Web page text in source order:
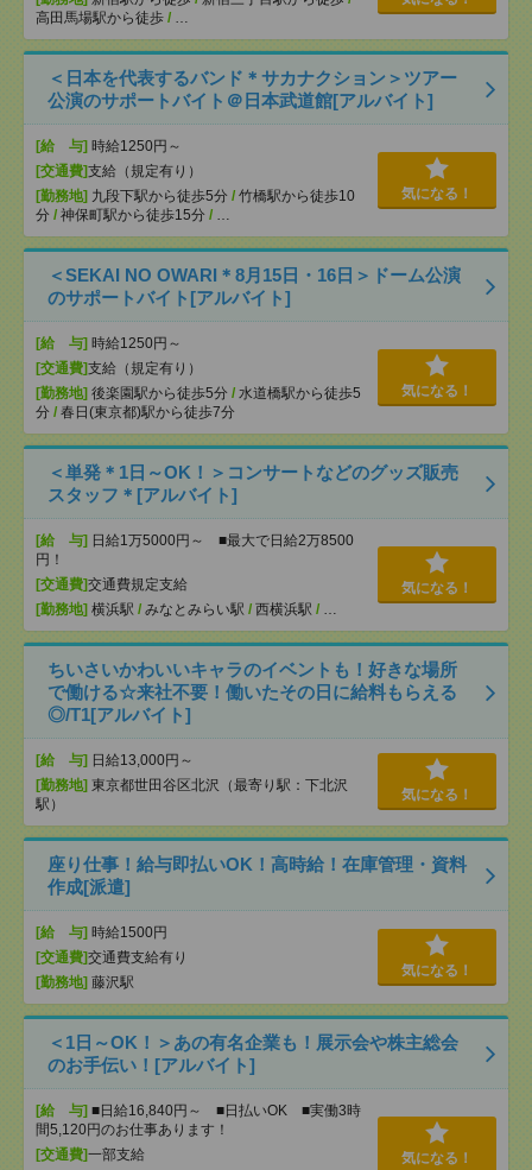
高田馬場駅から徒歩 / …
＜日本を代表するバンド＊サカナクション＞ツアー
公演のサポートバイト＠日本武道館[アルバイト]
[給 与] 時給1250円～
[交通費]支給（規定有り）
[勤務地] 九段下駅から徒歩5分 / 竹橋駅から徒歩10
分 / 神保町駅から徒歩15分 / …
気になる！
＜SEKAI NO OWARI＊8月15日・16日＞ドーム公演
のサポートバイト[アルバイト]
[給 与] 時給1250円～
[交通費]支給（規定有り）
[勤務地] 後楽園駅から徒歩5分 / 水道橋駅から徒歩5
分 / 春日(東京都)駅から徒歩7分
気になる！
＜単発＊1日～OK！＞コンサートなどのグッズ販売
スタッフ＊[アルバイト]
[給 与] 日給1万5000円～ ■最大で日給2万8500
円！
[交通費]交通費規定支給
[勤務地] 横浜駅 / みなとみらい駅 / 西横浜駅 / …
気になる！
ちいさいかわいいキャラのイベントも！好きな場所
で働ける☆来社不要！働いたその日に給料もらえる
◎/T1[アルバイト]
[給 与] 日給13,000円～
[勤務地] 東京都世田谷区北沢（最寄り駅：下北沢
駅）
気になる！
座り仕事！給与即払いOK！高時給！在庫管理・資料
作成[派遣]
[給 与] 時給1500円
[交通費]交通費支給有り
[勤務地] 藤沢駅
気になる！
＜1日～OK！＞あの有名企業も！展示会や株主総会
のお手伝い！[アルバイト]
[給 与] ■日給16,840円～ ■日払いOK ■実働3時
間5,120円のお仕事あります！
[交通費]一部支給
気になる！